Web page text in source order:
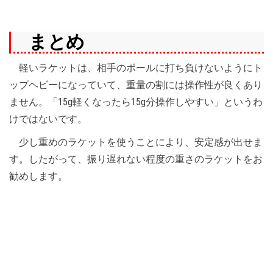
まとめ
軽いラケットは、相手のボールに打ち負けないようにト
ップヘビーになっていて、重量の割には操作性が良くあり
ません。「15g軽くなったら15g分操作しやすい」というわ
けではないです。
少し重めのラケットを使うことにより、安定感が出せま
す。したがって、振り遅れない程度の重さのラケットをお
勧めします。